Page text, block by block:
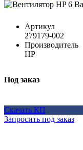
Артикул
279179-002
Производитель
HP
Под заказ
Скачать КП
Запросить под заказ